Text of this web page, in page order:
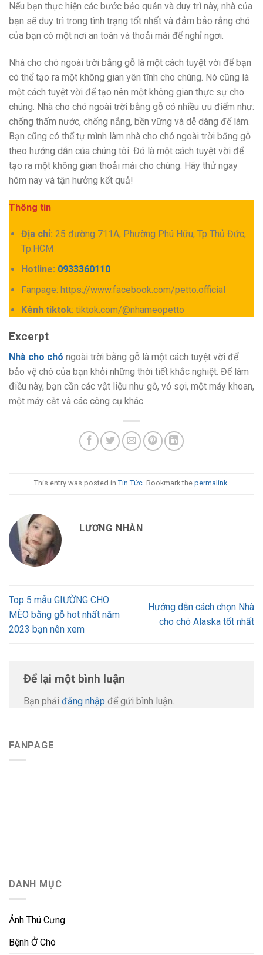
Nếu bạn thực hiện các bước bảo quản và duy trì này, nhà của
bạn sẽ duy trì trong tình trạng tốt nhất và đảm bảo rằng chó
của bạn có một nơi an toàn và thoải mái để nghỉ ngơi.
Nhà cho chó ngoài trời bằng gỗ là một cách tuyệt vời để bạn
có thể tạo ra một không gian yên tĩnh cho chúng. Nó cũng là
một cách tuyệt vời để tạo nên một không gian thực sự cho
chúng. Nhà cho chó ngoài trời bằng gỗ có nhiều ưu điểm như:
chống thấm nước, chống nắng, bền vững và dễ dàng để làm.
Bạn cũng có thể tự mình làm nhà cho chó ngoài trời bằng gỗ
theo hướng dẫn của chúng tôi. Đó là một cách tuyệt vời để
tạo ra một không gian thoải mái cho chúng. Hãy thử ngay
hôm nay và tận hưởng kết quả!
Thông tin
Địa chỉ: 25 đường 711A, Phường Phú Hữu, Tp Thủ Đức,
Tp.HCM
Hotline: 0933360110
Fanpage: https://www.facebook.com/petto.official
Kênh tiktok: tiktok.com/@nhameopetto
Excerpt
Nhà cho chó ngoài trời bằng gỗ là một cách tuyệt vời để
bảo vệ chó của bạn khỏi những thời tiết khắc nghiệt. Để làm
điều này, bạn cần các vật liệu như gỗ, vỏ sợi, một máy khoan,
một máy cắt và các công cụ khác.
This entry was posted in Tin Tức. Bookmark the permalink.
LƯƠNG NHÀN
Top 5 mẫu GIƯỜNG CHO
MÈO bằng gỗ hot nhất năm
2023 bạn nên xem
Hướng dẫn cách chọn Nhà
cho chó Alaska tốt nhất
Để lại một bình luận
Bạn phải đăng nhập để gửi bình luận.
FANPAGE
DANH MỤC
Ảnh Thú Cưng
Bệnh Ở Chó